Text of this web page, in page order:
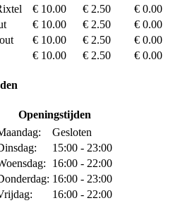
€ 10.00 € 2.50
€ 0.00
€ 10.00 € 2.50
€ 0.00
€ 10.00 € 2.50
€ 0.00
€ 10.00 € 2.50 € 0.00
Openingstijden
Gesloten
15:00 - 23:00
16:00 - 22:00
16:00 - 23:00
16:00 - 22:00